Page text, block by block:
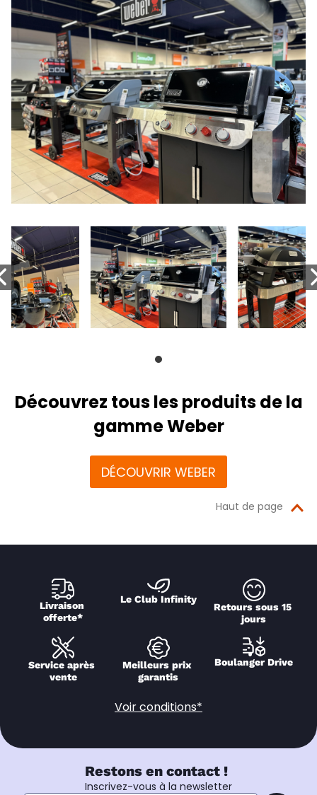
Découvrez tous les produits de la
gamme Weber
DÉCOUVRIR WEBER
Haut de page
Livraison
offerte*
Le Club Infinity
Retours sous 15
jours
Service après
vente
Meilleurs prix
garantis
Boulanger Drive
Voir conditions*
Restons en contact !
Inscrivez-vous à la newsletter